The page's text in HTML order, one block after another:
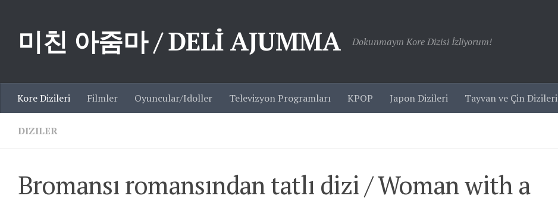
미친 아줌마 / DELİ AJUMMA Dokunmayın Kore Dizisi İzliyorum!
Kore Dizileri Filmler Oyuncular/Idoller Televizyon Programları KPOP Japon Dizileri Tayvan ve Çin Dizileri
DIZILER
Bromansı romansından tatlı dizi / Woman with a